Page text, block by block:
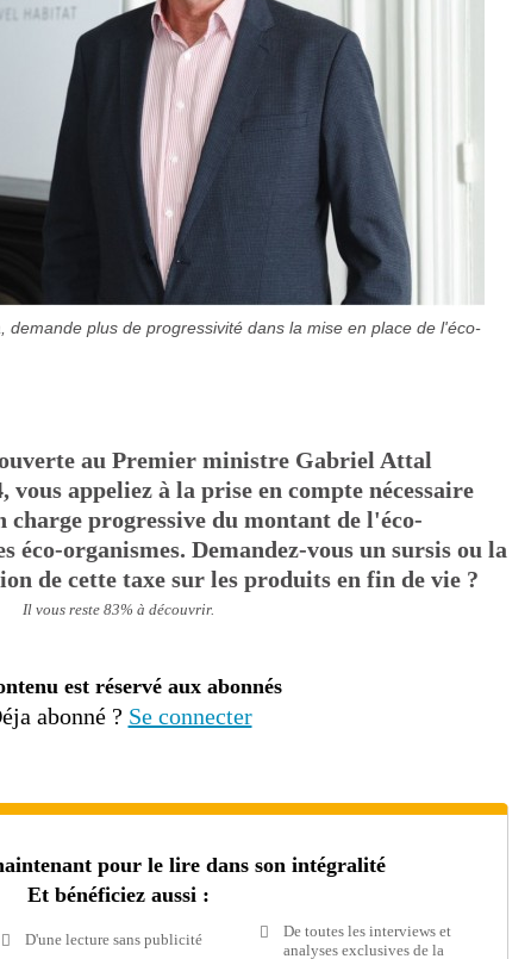
demande plus de progressivité dans la mise en place de l'éco-
au Premier ministre Gabriel Attal
vous appeliez à la prise en compte nécessaire
charge progressive du montant de l'éco-
éco-organismes. Demandez-vous un sursis ou la
de cette taxe sur les produits en fin de vie ?
Il vous reste 83% à découvrir.
est réservé aux abonnés
abonné ? Se connecter
pour le lire dans son intégralité
Et bénéficiez aussi :
D'une lecture sans publicité
De toutes les interviews et
analyses exclusives de la